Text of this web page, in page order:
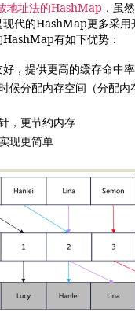
地址法的HashMap ，虽
代的HashMap更多采用
有如下优势：
，提供更高的缓存命中率
候分配内存空间（分配内
，更节约内存
现更简单